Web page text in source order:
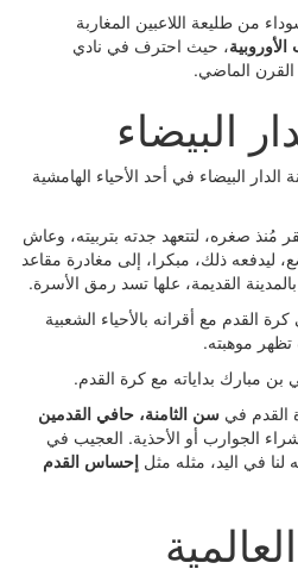
طليعة اللاعبين المغاربة
، حيث احترف في نادي
الماضي.
البيضاء
البيضاء في أحد الأحياء الهامشية
صغره، لتتعهد جدته بتربيته، وعاش
ذلك، مبكرا، إلى مغادرة مقاعد
القديمة، علها تسد رمق الأسرة.
مع أقرانه بالأحياء الشعبية
موهبته.
بداياته مع كرة القدم.
في سن الثامنة، حافي القدمين
الجوارب أو الأحذية. العجيب في
اليد، مثله مثل إحساس القدم